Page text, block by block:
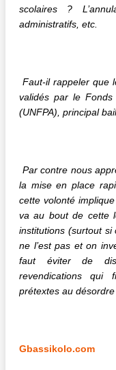
scolaires ?
administratifs, etc.
Faut-il rappeler que
validés par le
(UNFPA), principal
Par contre nous
la mise en place
cette volonté
va au bout de cette
institutions (surtout
ne l’est pas et on
faut éviter de
revendications qui
prétextes au désordre
Gbassikolo.com